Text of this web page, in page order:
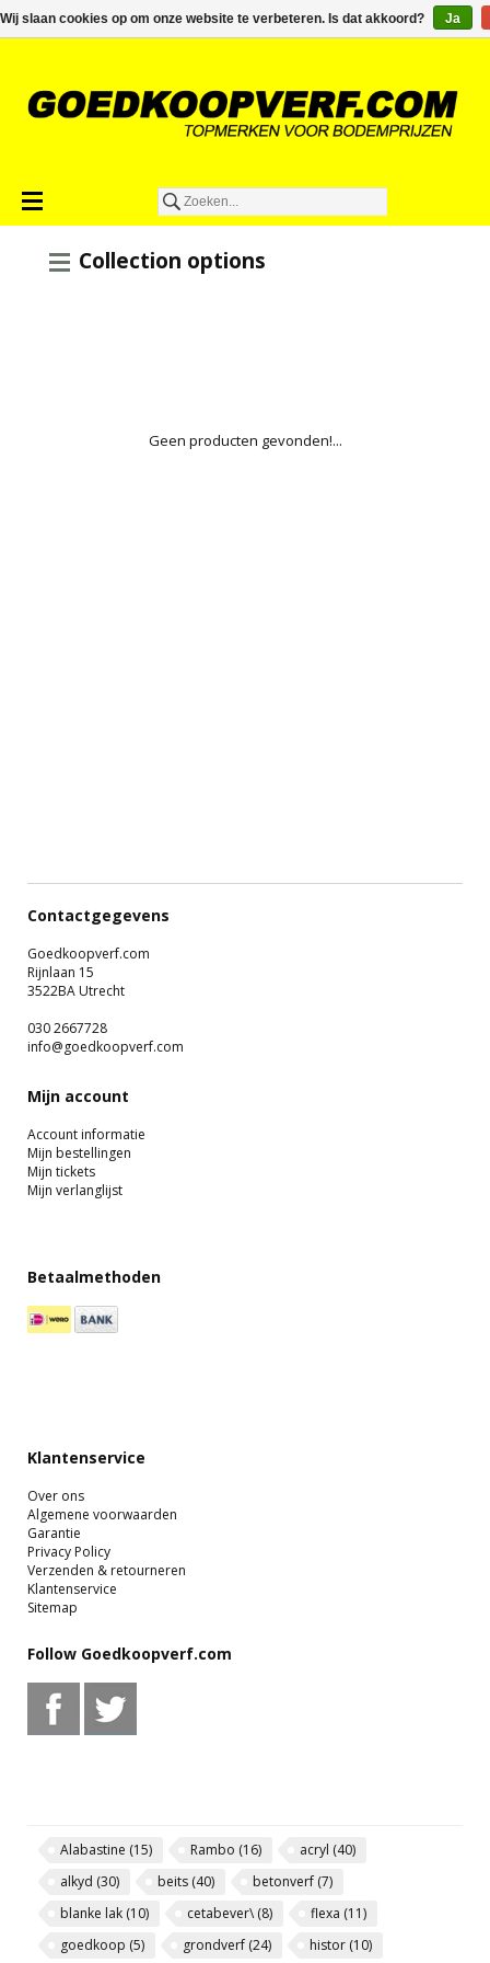
€0,00
Collection options
Geen producten gevonden!...
Contactgegevens
Goedkoopverf.com
Rijnlaan 15
3522BA Utrecht
030 2667728
info@goedkoopverf.com
Mijn account
Account informatie
Mijn bestellingen
Mijn tickets
Mijn verlanglijst
Betaalmethoden
Klantenservice
Over ons
Algemene voorwaarden
Garantie
Privacy Policy
Verzenden & retourneren
Klantenservice
Sitemap
Follow Goedkoopverf.com
Alabastine (15) Rambo (16) acryl (40)
alkyd (30) beits (40) betonverf (7)
blanke lak (10) cetabever\(8) flexa (11)
goedkoop (5) grondverf (24) histor (10)
Wij slaan cookies op om onze website te verbeteren. Is dat akkoord? Ja